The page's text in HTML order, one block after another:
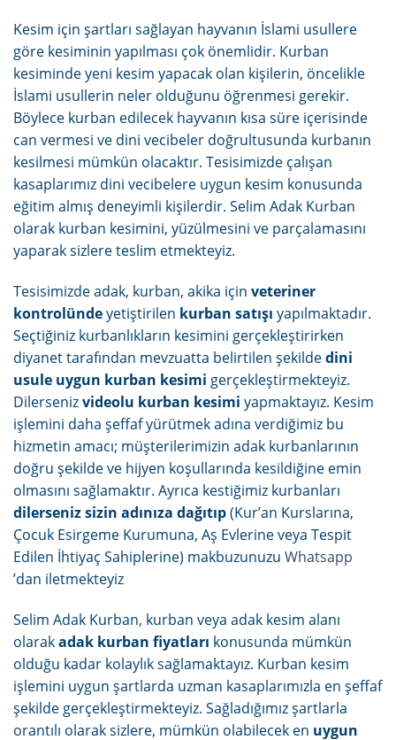
Kesim için şartları sağlayan hayvanın İslami usullere
göre kesiminin yapılması çok önemlidir. Kurban
kesiminde yeni kesim yapacak olan kişilerin, öncelikle
İslami usullerin neler olduğunu öğrenmesi gerekir.
Böylece kurban edilecek hayvanın kısa süre içerisinde
can vermesi ve dini vecibeler doğrultusunda kurbanın
kesilmesi mümkün olacaktır. Tesisimizde çalışan
kasaplarımız dini vecibelere uygun kesim konusunda
eğitim almış deneyimli kişilerdir. Selim Adak Kurban
olarak kurban kesimini, yüzülmesini ve parçalamasını
yaparak sizlere teslim etmekteyiz.
Tesisimizde adak, kurban, akika için veteriner
kontrolündeyetiştirilen kurban satışı yapılmaktadır.
Seçtiğiniz kurbanlıkların kesimini gerçekleştirirken
diyanet tarafından mevzuatta belirtilen şekildedini
usule uygun kurban kesimi gerçekleştirmekteyiz.
Dilersenizvideolu kurban kesimi yapmaktayız. Kesim
işlemini daha şeffaf yürütmek adına verdiğimiz bu
hizmetin amacı; müşterilerimizin adak kurbanlarının
doğru şekilde ve hijyen koşullarında kesildiğine emin
olmasını sağlamaktır. Ayrıca kestiğimiz kurbanları
dilerseniz sizin adınıza dağıtıp(Kur’an Kurslarına,
Çocuk Esirgeme Kurumuna, Aş Evlerine veya Tespit
Edilen İhtiyaç Sahiplerine) makbuzunuzu Whatsapp
’dan iletmekteyiz
Selim Adak Kurban, kurban veya adak kesim alanı
olarakadak kurban fiyatları konusunda mümkün
olduğu kadar kolaylık sağlamaktayız. Kurban kesim
işlemini uygun şartlarda uzman kasaplarımızla en şeffaf
şekilde gerçekleştirmekteyiz. Sağladığımız şartlarla
orantılı olarak sizlere, mümkün olabilecek en uygun